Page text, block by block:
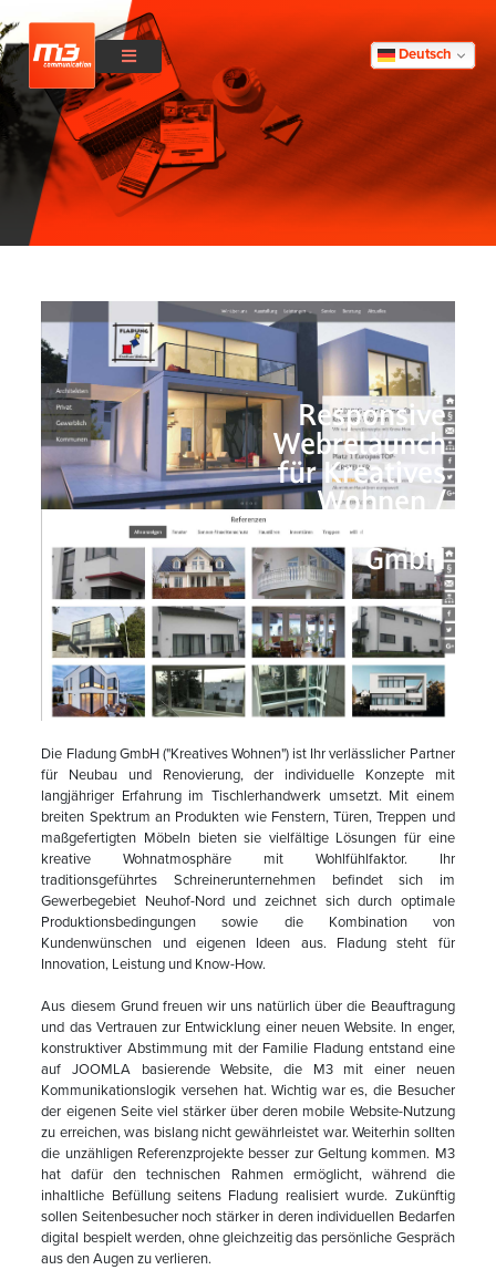
Deutsch
Responsive
Webrelaunch
für Kreatives
Wohnen /
Fladung
GmbH
Die Fladung GmbH ("Kreatives Wohnen") ist Ihr verlässlicher Partner
für Neubau und Renovierung, der individuelle Konzepte mit
langjähriger Erfahrung im Tischlerhandwerk umsetzt. Mit einem
breiten Spektrum an Produkten wie Fenstern, Türen, Treppen und
maßgefertigten Möbeln bieten sie vielfältige Lösungen für eine
kreative Wohnatmosphäre mit Wohlfühlfaktor. Ihr
traditionsgeführtes Schreinerunternehmen befindet sich im
Gewerbegebiet Neuhof-Nord und zeichnet sich durch optimale
Produktionsbedingungen sowie die Kombination von
Kundenwünschen und eigenen Ideen aus. Fladung steht für
Innovation, Leistung und Know-How.
Aus diesem Grund freuen wir uns natürlich über die Beauftragung
und das Vertrauen zur Entwicklung einer neuen Website. In enger,
konstruktiver Abstimmung mit der Familie Fladung entstand eine
auf JOOMLA basierende Website, die M3 mit einer neuen
Kommunikationslogik versehen hat. Wichtig war es, die Besucher
der eigenen Seite viel stärker über deren mobile Website-Nutzung
zu erreichen, was bislang nicht gewährleistet war. Weiterhin sollten
die unzähligen Referenzprojekte besser zur Geltung kommen. M3
hat dafür den technischen Rahmen ermöglicht, während die
inhaltliche Befüllung seitens Fladung realisiert wurde. Zukünftig
sollen Seitenbesucher noch stärker in deren individuellen Bedarfen
digital bespielt werden, ohne gleichzeitig das persönliche Gespräch
aus den Augen zu verlieren.